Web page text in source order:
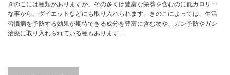
きのこには種類がありますが、その多くは豊富な栄養を含むのに低カロリー
な事から、ダイエットなどにも取り入れられます。きのこによっては、生活
習慣病を予防する効果が期待できる成分を豊富に含む物や、ガン予防やガン
治療に取り入れられている種もあります…